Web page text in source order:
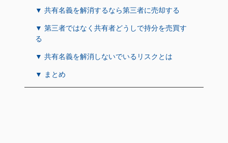
▼ 共有名義を解消するなら第三者に売却する
▼ 第三者ではなく共有者どうしで持分を売買す
る
▼ 共有名義を解消しないでいるリスクとは
▼ まとめ